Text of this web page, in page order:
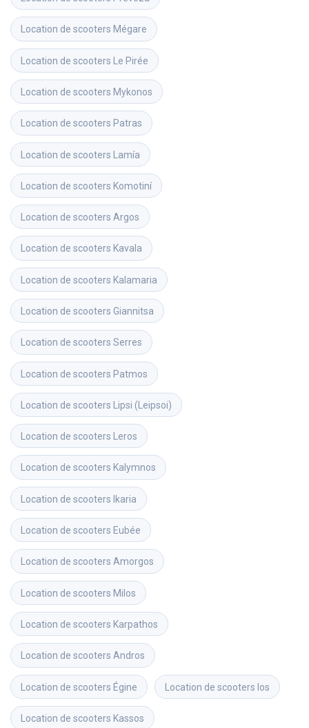
Location de scooters Mégare
Location de scooters Le Pirée
Location de scooters Mykonos
Location de scooters Patras
Location de scooters Lamía
Location de scooters Komotiní
Location de scooters Argos
Location de scooters Kavala
Location de scooters Kalamaria
Location de scooters Giannitsa
Location de scooters Serres
Location de scooters Patmos
Location de scooters Lipsi (Leipsoi)
Location de scooters Leros
Location de scooters Kalymnos
Location de scooters Ikaria
Location de scooters Eubée
Location de scooters Amorgos
Location de scooters Milos
Location de scooters Karpathos
Location de scooters Andros
Location de scooters Égine Location de scooters Ios
Location de scooters Kassos